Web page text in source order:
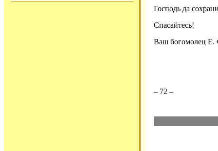
Господь да
Спасайтесь!
Ваш богомолец Е.
– 72 –